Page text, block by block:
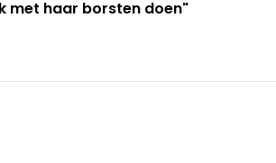
met haar borsten doen"